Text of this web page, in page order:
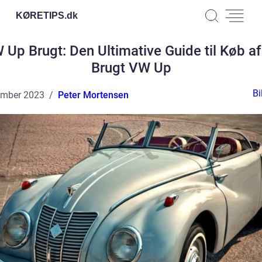
KØRETIPS.dk
Up Brugt: Den Ultimative Guide til Køb
Brugt VW Up
2023 Peter Mortensen